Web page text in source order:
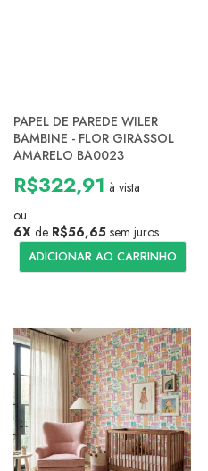
PAPEL DE PAREDE WILER
BAMBINE - FLOR GIRASSOL
AMARELO BA0023
R$322,91 à vista
ou
6X de R$56,65 sem juros
ADICIONAR AO CARRINHO